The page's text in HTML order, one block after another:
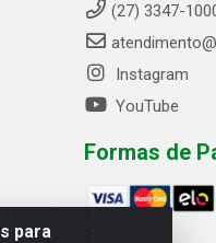
para
(27) 3347-
Instagram
YouTube
Formas de